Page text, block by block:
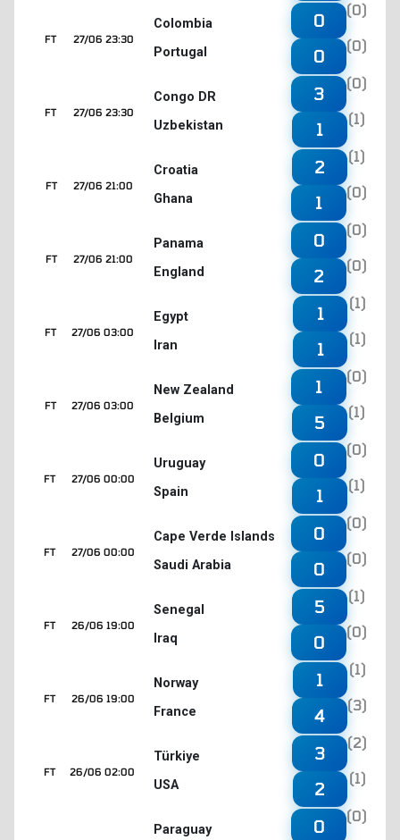
27/06 23:30
FT
Colombia
Portugal
0
(0)
0
(0)
27/06 23:30
FT
Congo DR
Uzbekistan
3
(0)
1
(1)
27/06 21:00
FT
Croatia
Ghana
2
(1)
1
(0)
27/06 21:00
FT
Panama
England
0
(0)
2
(0)
27/06 03:00
FT
Egypt
Iran
1
(1)
1
(1)
27/06 03:00
FT
New Zealand
Belgium
1
(0)
5
(1)
27/06 00:00
FT
Uruguay
Spain
0
(0)
1
(1)
27/06 00:00
FT
Cape Verde Islands
Saudi Arabia
0
(0)
0
(0)
26/06 19:00
FT
Senegal
Iraq
5
(1)
0
(0)
26/06 19:00
FT
Norway
France
1
(1)
4
(3)
26/06 02:00
FT
Türkiye
USA
3
(2)
2
(1)
Paraguay 0
(0)